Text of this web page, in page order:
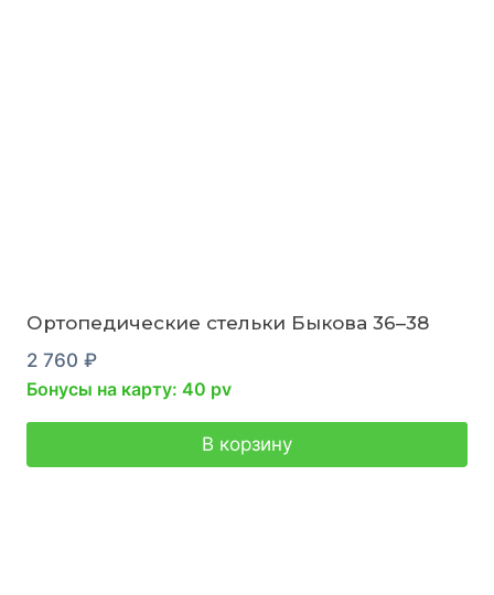
Ортопедические стельки Быкова 36–38
2 760 ₽
Бонусы на карту: 40 pv
В корзину